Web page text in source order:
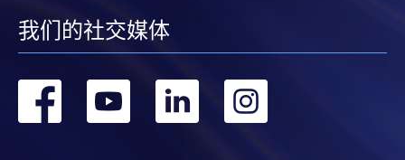
我们的社交媒体
转 转 转 转